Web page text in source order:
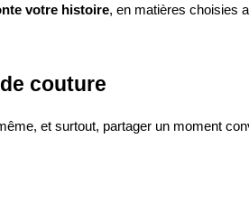
votre histoire, en matières choisies
couture
et surtout, partager un moment